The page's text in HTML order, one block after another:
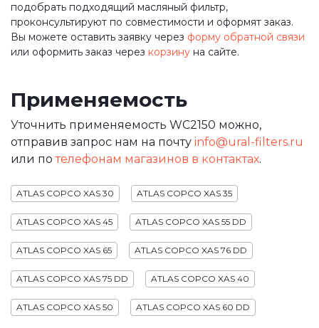
подобрать подходящий масляный фильтр,
проконсультируют по совместимости и оформят заказ.
Вы можете оставить заявку через форму обратной связи
или оформить заказ через корзину на сайте.
Применяемость
Уточнить применяемость WC2150 можно,
отправив запрос нам на почту info@ural-filters.ru
или потелефонам магазинов в контактах.
ATLAS COPCO XAS 30 ATLAS COPCO XAS 35
ATLAS COPCO XAS 45 ATLAS COPCO XAS 55 DD
ATLAS COPCO XAS 65 ATLAS COPCO XAS 76 DD
ATLAS COPCO XAS 75 DD ATLAS COPCO XAS 40
ATLAS COPCO XAS 50 ATLAS COPCO XAS 60 DD